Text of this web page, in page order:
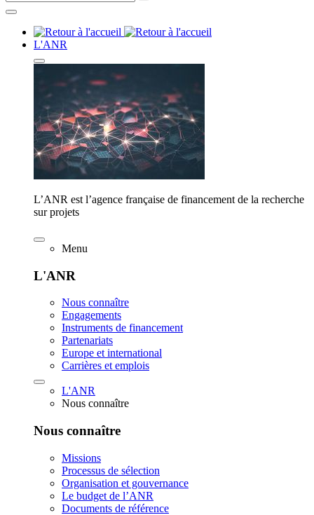
L'ANR
L’ANR est l’agence française de financement de la recherche
sur projets
Menu
L'ANR
Nous connaître
Engagements
Instruments de financement
Partenariats
Europe et international
Carrières et emplois
L'ANR
Nous connaître
Nous connaître
Missions
Processus de sélection
Organisation et gouvernance
Le budget de l’ANR
Documents de référence